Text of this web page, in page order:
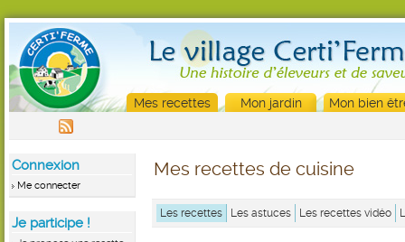
Mes recettes Mon jardin Mon bien
Connexion
Me connecter
Je participe !
Mes recettes de cuisine
Les recettes Les astuces Les recettes vidéo